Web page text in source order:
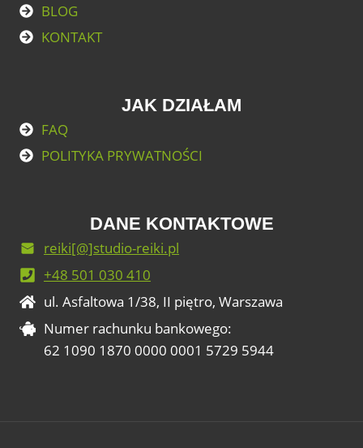
BLOG
KONTAKT
JAK DZIAŁAM
FAQ
POLITYKA PRYWATNOŚCI
DANE KONTAKTOWE
reiki[@]studio-reiki.pl
+48 501 030 410
ul. Asfaltowa 1/38, II piętro, Warszawa
Numer rachunku bankowego:
62 1090 1870 0000 0001 5729 5944